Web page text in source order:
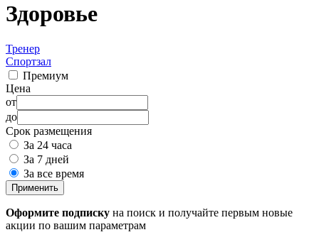
Здоровье
Тренер
Спортзал
Премиум
Цена
от
до
Срок размещения
За 24 часа
За 7 дней
За все время
Применить
Оформите подписку на поиск и получайте первым новые
акции по вашим параметрам